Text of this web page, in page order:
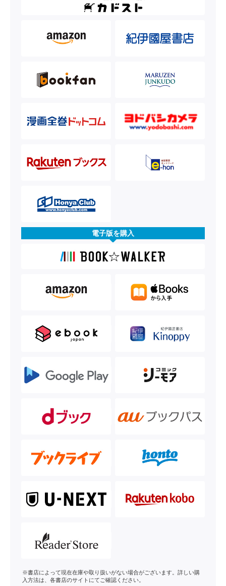
電子版を購入
※書店によって現在在庫や取り扱いがない場合がございます。詳しい購
入方法は、各書店のサイトにてご確認ください。